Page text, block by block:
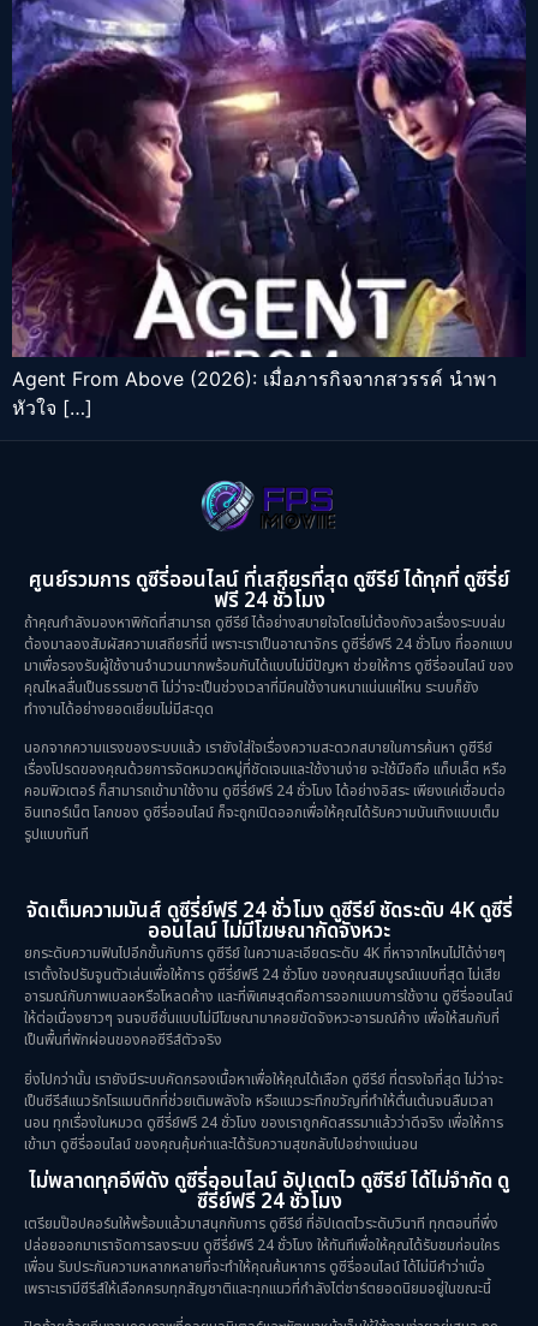
Agent From Above (2026): เมื่อภารกิจจากสวรรค์ นำพา
หัวใจ […]
ศูนย์รวมการ ดูซีรี่ออนไลน์ ที่เสถียรที่สุด ดูซีรีย์ ได้ทุกที่ ดูซีรี่ย์
ฟรี 24 ชั่วโมง
ถ้าคุณกำลังมองหาพิกัดที่สามารถ ดูซีรีย์ ได้อย่างสบายใจโดยไม่ต้องกังวลเรื่องระบบล่ม
ต้องมาลองสัมผัสความเสถียรที่นี่ เพราะเราเป็นอาณาจักร ดูซีรี่ย์ฟรี 24 ชั่วโมง ที่ออกแบบ
มาเพื่อรองรับผู้ใช้งานจำนวนมากพร้อมกันได้แบบไม่มีปัญหา ช่วยให้การ ดูซีรี่ออนไลน์ ของ
คุณไหลลื่นเป็นธรรมชาติ ไม่ว่าจะเป็นช่วงเวลาที่มีคนใช้งานหนาแน่นแค่ไหน ระบบก็ยัง
ทำงานได้อย่างยอดเยี่ยมไม่มีสะดุด
นอกจากความแรงของระบบแล้ว เรายังใส่ใจเรื่องความสะดวกสบายในการค้นหา ดูซีรีย์
เรื่องโปรดของคุณด้วยการจัดหมวดหมู่ที่ชัดเจนและใช้งานง่าย จะใช้มือถือ แท็บเล็ต หรือ
คอมพิวเตอร์ ก็สามารถเข้ามาใช้งาน ดูซีรี่ย์ฟรี 24 ชั่วโมง ได้อย่างอิสระ เพียงแค่เชื่อมต่อ
อินเทอร์เน็ต โลกของ ดูซีรี่ออนไลน์ ก็จะถูกเปิดออกเพื่อให้คุณได้รับความบันเทิงแบบเต็ม
รูปแบบทันที
จัดเต็มความมันส์ ดูซีรี่ย์ฟรี 24 ชั่วโมง ดูซีรีย์ ชัดระดับ 4K ดูซีรี่
ออนไลน์ ไม่มีโฆษณากัดจังหวะ
ยกระดับความฟินไปอีกขั้นกับการ ดูซีรีย์ ในความละเอียดระดับ 4K ที่หาจากไหนไม่ได้ง่ายๆ
เราตั้งใจปรับจูนตัวเล่นเพื่อให้การ ดูซีรี่ย์ฟรี 24 ชั่วโมง ของคุณสมบูรณ์แบบที่สุด ไม่เสีย
อารมณ์กับภาพเบลอหรือโหลดค้าง และที่พิเศษสุดคือการออกแบบการใช้งาน ดูซีรี่ออนไลน์
ให้ต่อเนื่องยาวๆ จนจบซีซั่นแบบไม่มีโฆษณามาคอยขัดจังหวะอารมณ์ค้าง เพื่อให้สมกับที่
เป็นพื้นที่พักผ่อนของคอซีรีส์ตัวจริง
ยิ่งไปกว่านั้น เรายังมีระบบคัดกรองเนื้อหาเพื่อให้คุณได้เลือก ดูซีรีย์ ที่ตรงใจที่สุด ไม่ว่าจะ
เป็นซีรีส์แนวรักโรแมนติกที่ช่วยเติมพลังใจ หรือแนวระทึกขวัญที่ทำให้ตื่นเต้นจนลืมเวลา
นอน ทุกเรื่องในหมวด ดูซีรี่ย์ฟรี 24 ชั่วโมง ของเราถูกคัดสรรมาแล้วว่าดีจริง เพื่อให้การ
เข้ามา ดูซีรี่ออนไลน์ ของคุณคุ้มค่าและได้รับความสุขกลับไปอย่างแน่นอน
ไม่พลาดทุกอีพีดัง ดูซีรี่ออนไลน์ อัปเดตไว ดูซีรีย์ ได้ไม่จำกัด ดู
ซีรี่ย์ฟรี 24 ชั่วโมง
เตรียมป๊อปคอร์นให้พร้อมแล้วมาสนุกกับการ ดูซีรีย์ ที่อัปเดตไวระดับวินาที ทุกตอนที่พึ่ง
ปล่อยออกมาเราจัดการลงระบบ ดูซีรี่ย์ฟรี 24 ชั่วโมง ให้ทันทีเพื่อให้คุณได้รับชมก่อนใคร
เพื่อน รับประกันความหลากหลายที่จะทำให้คุณค้นหาการ ดูซีรี่ออนไลน์ ได้ไม่มีคำว่าเบื่อ
เพราะเรามีซีรีส์ให้เลือกครบทุกสัญชาติและทุกแนวที่กำลังไต่ชาร์ตยอดนิยมอยู่ในขณะนี้